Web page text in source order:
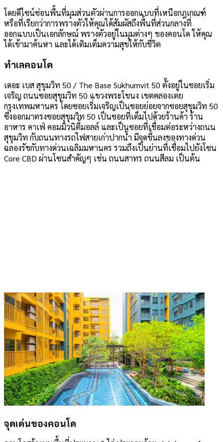
โดยดีไซน์ซ่อนพื้นที่มุมส่วนตัวผ่านการออกแบบที่เหนือกฎเกณฑ์
หรือที่เรียกว่าการพรางตัวให้คุณได้สัมผัสถึงพื้นที่ส่วนกลางที่
ออกแบบเป็นเอกลักษณ์ พรางตัวอยู่ในมุมต่างๆ ของคอนโด ให้คุณ
ได้เข้ามาค้นหา และได้เติมเต็มความสุขให้กับชีวิต
ทำเลคอนโด
เดอะ เบส สุขุมวิท 50 / The Base Sukhumvit 50 ตั้งอยู่ในซอยเริ่ม
เจริญ ถนนซอยสุขุมวิท 50 แขวงพระโขนง เขตคลองเตย
กรุงเทพมหานคร โดยซอยเริ่มเจริญเป็นซอยย่อยจากซอยสุขุมวิท 50
ซึ่งออกมาตรงซอยสุขุมวิท 50 เป็นซอยที่เต็มไปด้วยร้านค้า ร้าน
อาหาร คาเฟ่ คอมมิวนิตี้มอลล์ และเป็นซอยที่เชื่อมต่อระหว่างถนน
สุขุมวิท กับถนนทางรถไฟสายเก่าปากน้ำ มีจุดขึ้นลงของทางด่วน
ฉลองรัชกับทางด่วนเฉลิมมหานคร รวมถึงเป็นย่านที่เชื่อมไปยังโซน
Core CBD ผ่านโซนสำคัญๆ เช่น ถนนสาทร ถนนสีลม เป็นต้น
จุดเด่นของคอนโด